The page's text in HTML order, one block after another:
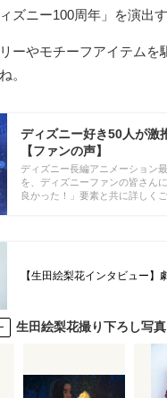
ズニー100周年」を演出
ーやモチーフアイテム
。
ディズニー好き50人が激
【ファンの声】
ディズニー長編アニメーション
を、ディズニーファンの皆さん
良かった！」要素と共に詳しく
【生田絵梨花インタビュー
生田絵梨花撮り下ろし写